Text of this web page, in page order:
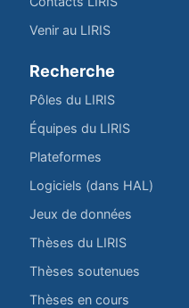
Venir au LIRIS
Recherche
Pôles du LIRIS
Équipes du LIRIS
Plateformes
Logiciels (dans HAL)
Jeux de données
Thèses du LIRIS
Thèses soutenues
Thèses en cours